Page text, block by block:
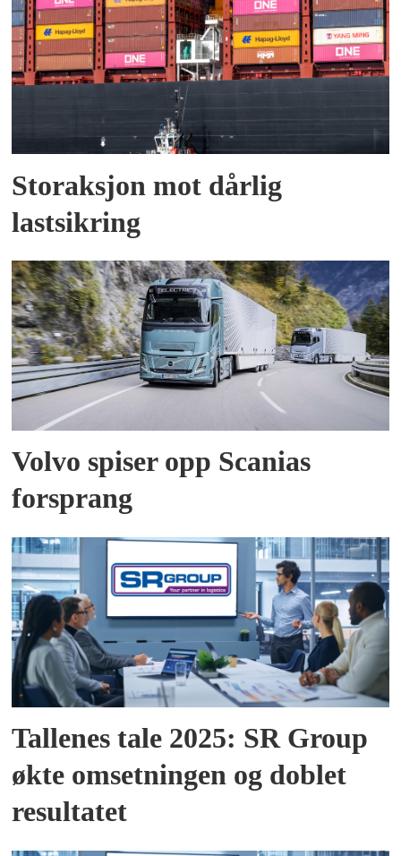
Storaksjon mot dårlig
lastsikring
Volvo spiser opp Scanias
forsprang
Tallenes tale 2025: SR Group
økte omsetningen og doblet
resultatet